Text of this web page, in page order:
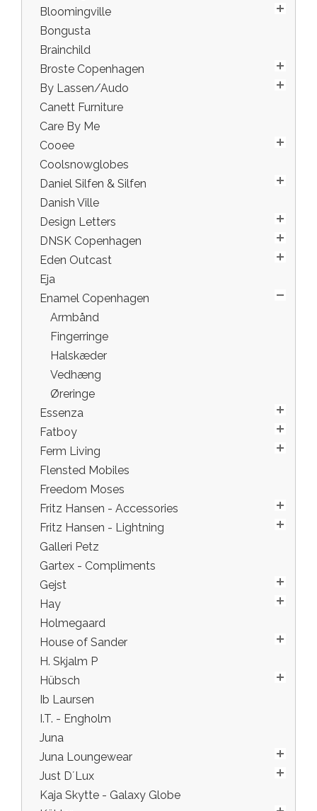
Bloomingville
Bongusta
Brainchild
Broste Copenhagen
By Lassen/Audo
Canett Furniture
Care By Me
Cooee
Coolsnowglobes
Daniel Silfen & Silfen
Danish Ville
Design Letters
DNSK Copenhagen
Eden Outcast
Eja
Enamel Copenhagen
Armbånd
Fingerringe
Halskæder
Vedhæng
Øreringe
Essenza
Fatboy
Ferm Living
Flensted Mobiles
Freedom Moses
Fritz Hansen - Accessories
Fritz Hansen - Lightning
Galleri Petz
Gartex - Compliments
Gejst
Hay
Holmegaard
House of Sander
H. Skjalm P
Hübsch
Ib Laursen
I.T. - Engholm
Juna
Juna Loungewear
Just D´Lux
Kaja Skytte - Galaxy Globe